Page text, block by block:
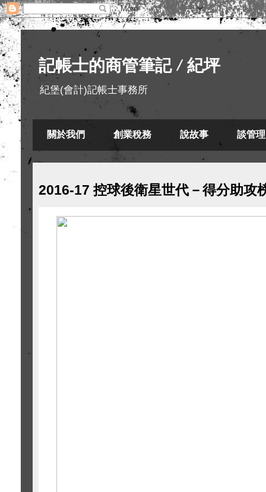
記帳士的商管筆記 / 紀坪
紀堡(會計)記帳士事務所
關於我們 創業稅務 說故事 談管理
2016-17 控球後衛星世代－得分助攻